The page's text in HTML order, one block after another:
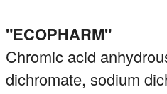
"ECOPHARM"
Chromic acid
dichromate, sodium